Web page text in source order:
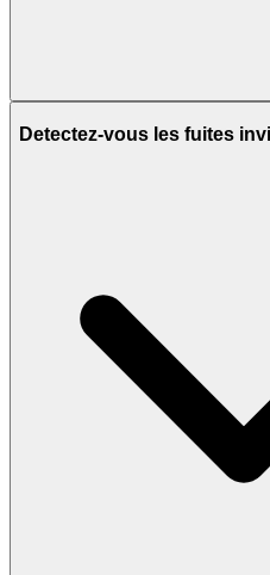
Detectez-vous les fuites